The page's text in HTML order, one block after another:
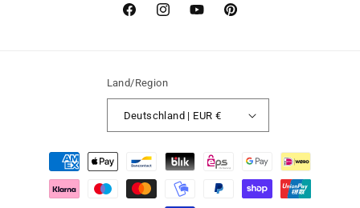
FacebookInstagramYouTubePinterest
Land/Region
Deutschland | EUR €
Zahlungsmethoden